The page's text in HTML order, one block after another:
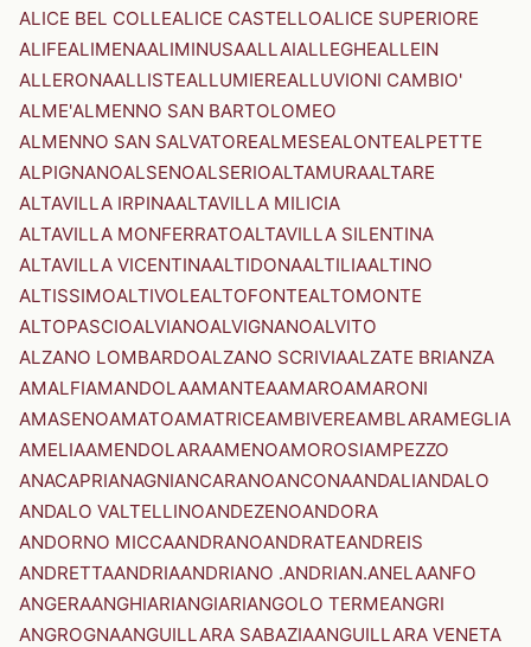
ALICE BEL COLLEALICE CASTELLOALICE SUPERIORE
ALIFEALIMENAALIMINUSAALLAIALLEGHEALLEIN
ALLERONAALLISTEALLUMIEREALLUVIONI CAMBIO'
ALME'ALMENNO SAN BARTOLOMEO
ALMENNO SAN SALVATOREALMESEALONTEALPETTE
ALPIGNANOALSENOALSERIOALTAMURAALTARE
ALTAVILLA IRPINAALTAVILLA MILICIA
ALTAVILLA MONFERRATOALTAVILLA SILENTINA
ALTAVILLA VICENTINAALTIDONAALTILIAALTINO
ALTISSIMOALTIVOLEALTOFONTEALTOMONTE
ALTOPASCIOALVIANOALVIGNANOALVITO
ALZANO LOMBARDOALZANO SCRIVIAALZATE BRIANZA
AMALFIAMANDOLAAMANTEAAMAROAMARONI
AMASENOAMATOAMATRICEAMBIVEREAMBLARAMEGLIA
AMELIAAMENDOLARAAMENOAMOROSIAMPEZZO
ANACAPRIANAGNIANCARANOANCONAANDALIANDALO
ANDALO VALTELLINOANDEZENOANDORA
ANDORNO MICCAANDRANOANDRATEANDREIS
ANDRETTAANDRIAANDRIANO .ANDRIAN.ANELAANFO
ANGERAANGHIARIANGIARIANGOLO TERMEANGRI
ANGROGNAANGUILLARA SABAZIAANGUILLARA VENETA